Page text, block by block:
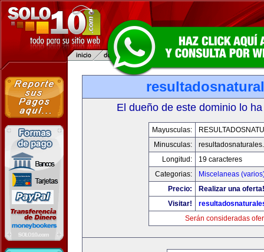
El dueño de este dominio lo
Mayusculas:
Minusculas:
Longitud:
19 caracteres
Categorias:
Miscelaneas
Precio:
Realizar una oferta!
Visitar!
Serán consideradas